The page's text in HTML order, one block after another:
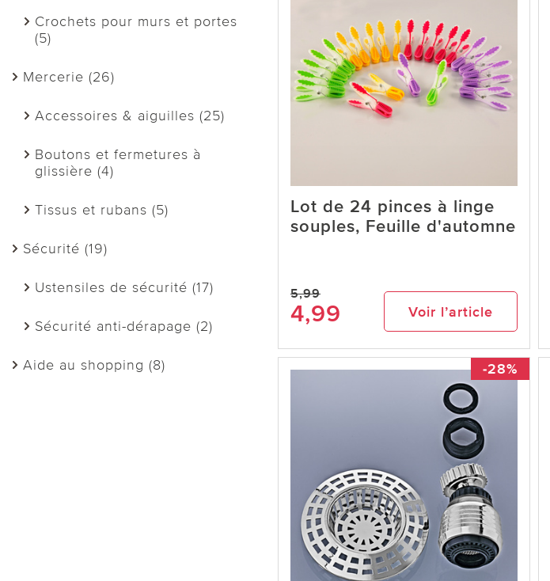
Crochets pour murs et portes
(5)
Mercerie (26)
Accessoires & aiguilles (25)
Boutons et fermetures à
glissière (4)
Tissus et rubans (5)
Sécurité (19)
Ustensiles de sécurité (17)
Sécurité anti-dérapage (2)
Aide au shopping (8)
Lot de 24 pinces à linge
souples, Feuille d'automne
5,99
4,99 Voir l’article
-28%